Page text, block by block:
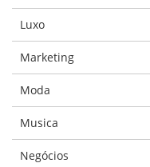
Luxo
Marketing
Moda
Musica
Negócios